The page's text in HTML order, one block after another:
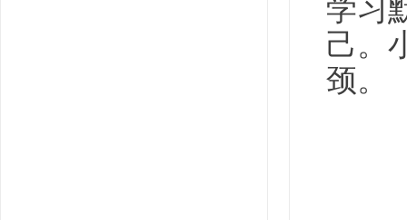
学习
己。
颈。